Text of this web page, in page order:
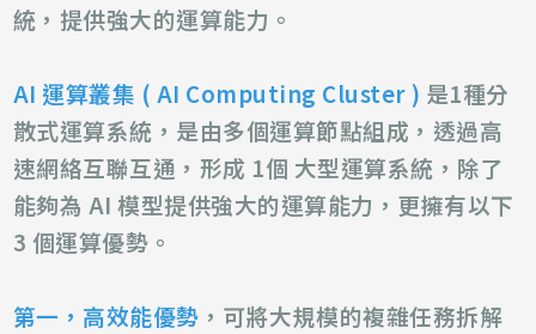
統，提供強大的運算能力。
AI 運算叢集 ( AI Computing Cluster ) 是1種分
散式運算系統，是由多個運算節點組成，透過高
速網絡互聯互通，形成 1個 大型運算系統，除了
能夠為 AI 模型提供強大的運算能力，更擁有以下
3 個運算優勢。
第一，高效能優勢 ，可將大規模的複雜任務拆解